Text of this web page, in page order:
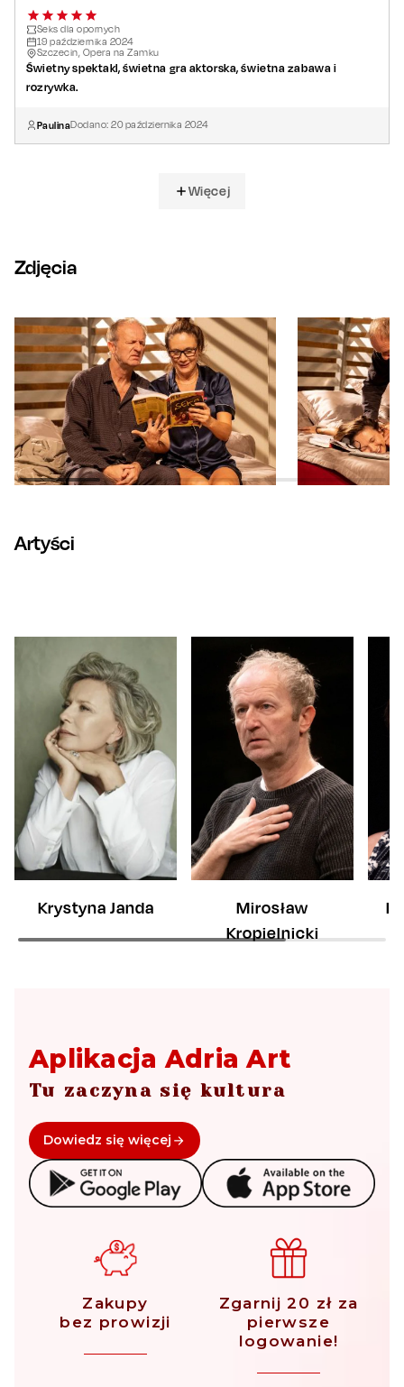
Seks dla opornych
19 października 2024
Szczecin, Opera na Zamku
Świetny spektakl, świetna gra aktorska, świetna zabawa i
rozrywka.
PaulinaDodano:20 października 2024
Więcej
Zdjęcia
Artyści
Krystyna Janda
Mirosław
Kropielnicki
Aplikacja Adria Art
Tu zaczyna się kultura
Dowiedz się więcej
Zakupy
bez prowizji
Zgarnij 20 zł za
pierwsze
logowanie!